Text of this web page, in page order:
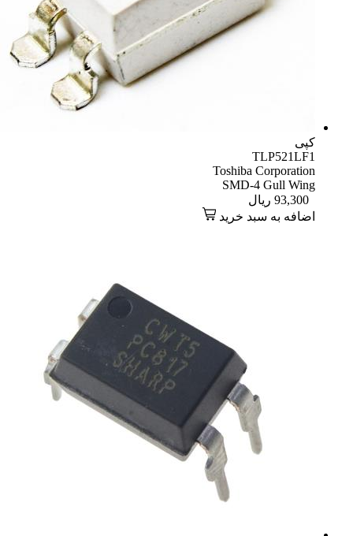
کپی
TLP521LF1
Toshiba Corporation
SMD-4 Gull Wing
93,300 ریال
اضافه به سبد خرید